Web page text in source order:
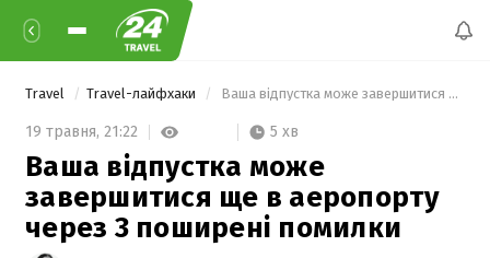
Travel Travel-лайфхаки Ваша відпустка може завершитися ще в аеропорту через 3 поширені помилки
19 травня, 21:22 5 хв
Ваша відпустка може
завершитися ще в аеропорту
через 3 поширені помилки